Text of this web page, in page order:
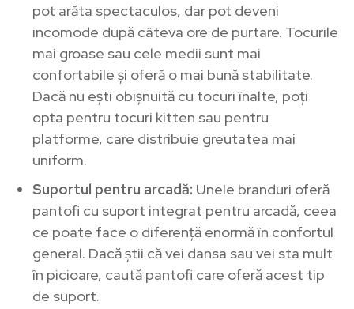
pot arăta spectaculos, dar pot deveni
incomode după câteva ore de purtare. Tocurile
mai groase sau cele medii sunt mai
confortabile și oferă o mai bună stabilitate.
Dacă nu ești obișnuită cu tocuri înalte, poți
opta pentru tocuri kitten sau pentru
platforme, care distribuie greutatea mai
uniform.
Suportul pentru arcadă: Unele branduri oferă
pantofi cu suport integrat pentru arcadă, ceea
ce poate face o diferență enormă în confortul
general. Dacă știi că vei dansa sau vei sta mult
în picioare, caută pantofi care oferă acest tip
de suport.